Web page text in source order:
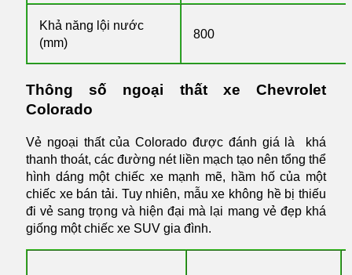
Khả năng lội nước
(mm)
800
Thông số ngoại thất xe Chevrolet
Colorado
Vẻ ngoại thất của Colorado được đánh giá là khá
thanh thoát, các đường nét liền mạch tạo nên tổng thể
hình dáng một chiếc xe mạnh mẽ, hầm hố của một
chiếc xe bán tải. Tuy nhiên, mẫu xe không hề bị thiếu
đi vẻ sang trọng và hiện đại mà lại mang vẻ đẹp khá
giống một chiếc xe SUV gia đình.